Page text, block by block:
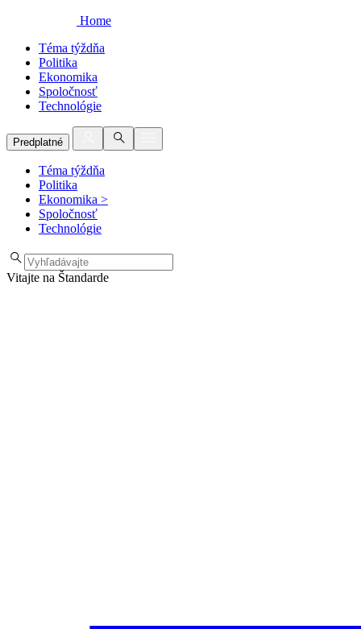
Home
Téma týždňa
Politika
Ekonomika
Spoločnosť
Technológie
Predplatné
Téma týždňa
Politika
Ekonomika >
Spoločnosť
Technológie
Vitajte na Štandarde